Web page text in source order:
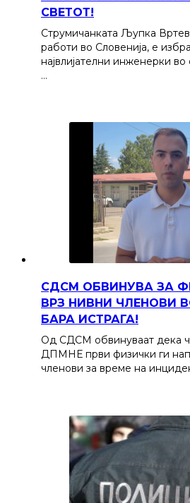
СВЕТОТ!
Струмичанката Љупка
работи во Словенија, е
највлијателни инженерки во
…
СДСМ ОБВИНУВА ЗА
ВРЗ НИВНИ ЧЛЕНОВИ
БАРА ИСТРАГА!
Од СДСМ обвинуваат дека
ДПМНЕ први физички ги
членови за време на